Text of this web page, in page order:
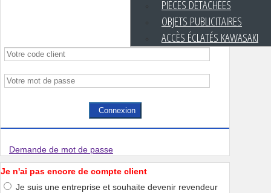
PIÈCES DÉTACHÉES
OBJETS PUBLICITAIRES
ACCÈS ÉCLATÉS KAWASAKI
Connexion
Demande de mot de passe
Je n'ai pas encore de compte client
Je suis une entreprise et souhaite devenir revendeur